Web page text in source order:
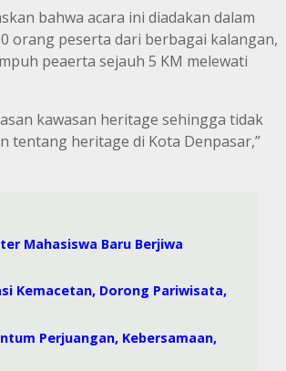
bahwa acara ini diadakan dalam
orang peserta dari berbagai kalangan,
peaerta sejauh 5 KM melewati
kawasan heritage sehingga tidak
tentang heritage di Kota Denpasar,”
Mahasiswa Baru Berjiwa
Kemacetan, Dorong Pariwisata,
Perjuangan, Kebersamaan,